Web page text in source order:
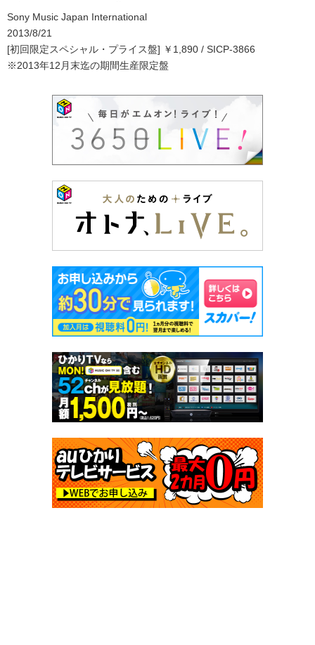
Sony Music Japan International
2013/8/21
[初回限定スペシャル・プライス盤] ￥1,890 / SICP-3866
※2013年12月末迄の期間生産限定盤